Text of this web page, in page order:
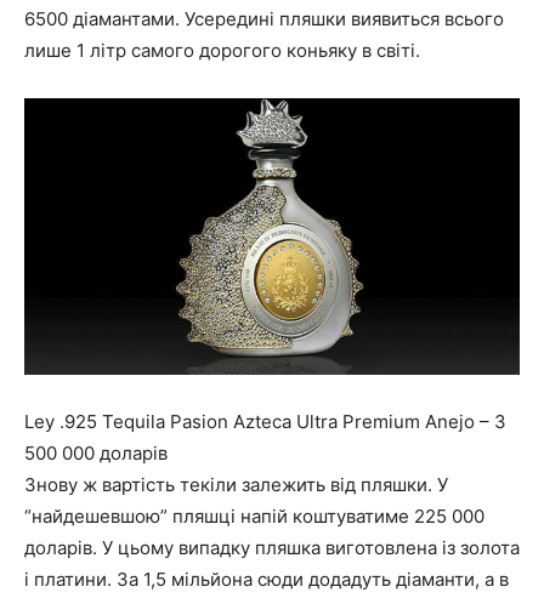
6500 діамантами. Усередині пляшки виявиться всього
лише 1 літр самого дорогого коньяку в світі.
Ley .925 Tequila Pasion Azteca Ultra Premium Anejo – 3
500 000 доларів
Знову ж вартість текіли залежить від пляшки. У
“найдешевшою” пляшці напій коштуватиме 225 000
доларів. У цьому випадку пляшка виготовлена із золота
і платини. За 1,5 мільйона сюди додадуть діаманти, а в